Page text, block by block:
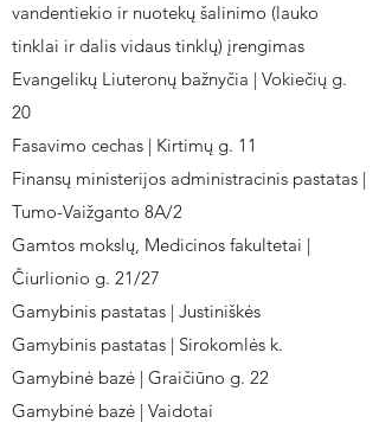
vandentiekio ir nuotekų šalinimo (lauko
tinklai ir dalis vidaus tinklų) įrengimas
Evangelikų Liuteronų bažnyčia | Vokiečių g.
20
Fasavimo cechas | Kirtimų g. 11
Finansų ministerijos administracinis pastatas |
Tumo-Vaižganto 8A/2
Gamtos mokslų, Medicinos fakultetai |
Čiurlionio g. 21/27
Gamybinis pastatas | Justiniškės
Gamybinis pastatas | Sirokomlės k.
Gamybinė bazė | Graičiūno g. 22
Gamybinė bazė | Vaidotai